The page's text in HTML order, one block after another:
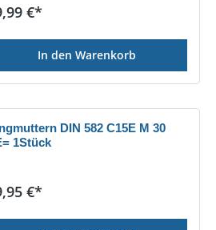
Preis:
€*
In den Warenkorb
DIN 582 C15E M 30
1Stück
Preis:
€*